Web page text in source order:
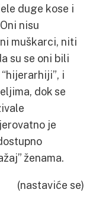
duge kose i
nisu
muškarci, niti
su se oni bili
i
dok se
je
ženama.
(nastaviće se)